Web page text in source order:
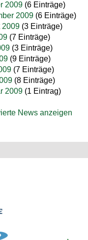
2009 (6 Einträge)
2009 (6 Einträge)
2009 (3 Einträge)
(7 Einträge)
(3 Einträge)
(9 Einträge)
(7 Einträge)
(8 Einträge)
2009 (1 Eintrag)
News anzeigen